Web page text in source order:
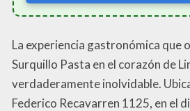
La experiencia gastronómica que
Surquillo Pasta en el corazón de
verdaderamente inolvidable.
Federico Recavarren 1125, en el